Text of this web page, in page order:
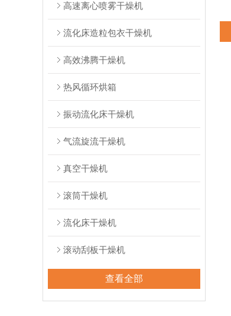
高速离心喷雾干燥机
流化床造粒包衣干燥机
高效沸腾干燥机
热风循环烘箱
振动流化床干燥机
气流旋流干燥机
真空干燥机
滚筒干燥机
流化床干燥机
滚动刮板干燥机
查看全部